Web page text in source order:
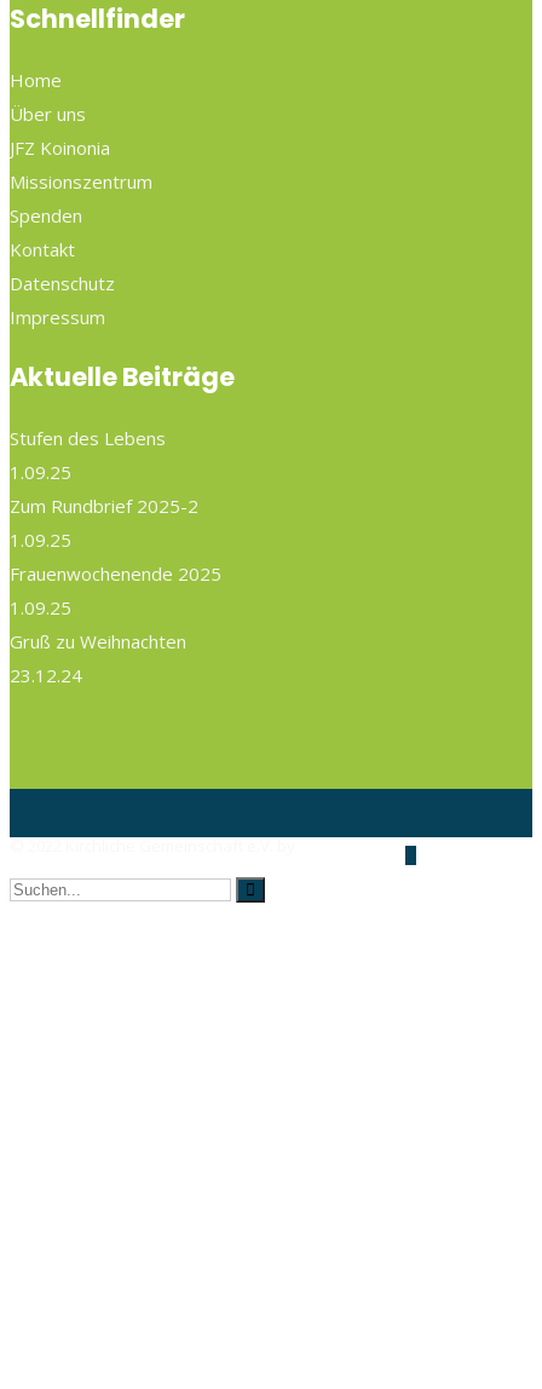
Schnellfinder
Home
Über uns
JFZ Koinonia
Missionszentrum
Spenden
Kontakt
Datenschutz
Impressum
Aktuelle Beiträge
Stufen des Lebens
1.09.25
Zum Rundbrief 2025-2
1.09.25
Frauenwochenende 2025
1.09.25
Gruß zu Weihnachten
23.12.24